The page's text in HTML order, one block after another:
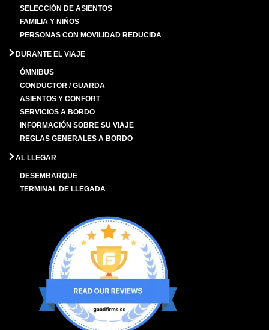
SELECCIÓN DE ASIENTOS
FAMILIA Y NIÑOS
PERSONAS CON MOVILIDAD REDUCIDA
DURANTE EL VIAJE
ÓMNIBUS
CONDUCTOR / GUARDA
ASIENTOS Y CONFORT
SERVICIOS A BORDO
INFORMACIÓN SOBRE SU VIAJE
REGLAS GENERALES A BORDO
AL LLEGAR
DESEMBARQUE
TERMINAL DE LLEGADA